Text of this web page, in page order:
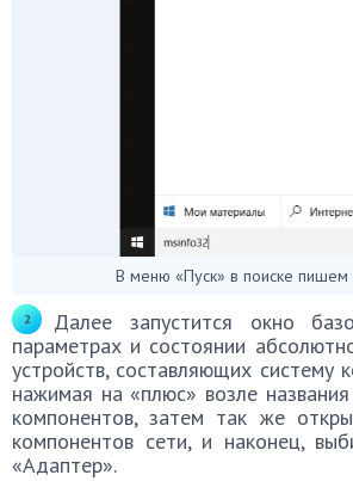
В меню «Пуск» в поиске пишем
Далее запустится окно
параметрах и состоянии
устройств, составляющих систему
нажимая на «плюс» возле
компонентов, затем так же
компонентов сети, и наконец,
«Адаптер».